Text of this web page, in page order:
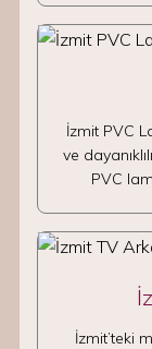
İzmit PVC
ve
PVC
İzmit’teki